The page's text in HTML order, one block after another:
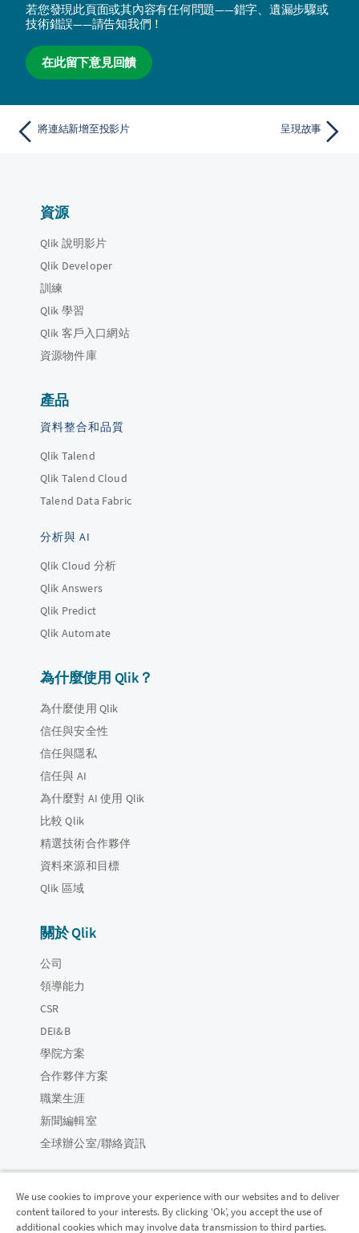
若您發現此頁面或其內容有任何問題——錯字、遺漏步驟或
技術錯誤——請告知我們！
在此留下意見回饋
將連結新增至投影片 呈現故事
資源
Qlik 說明影片
Qlik Developer
訓練
Qlik 學習
Qlik 客戶入口網站
資源物件庫
產品
資料整合和品質
Qlik Talend
Qlik Talend Cloud
Talend Data Fabric
分析與 AI
Qlik Cloud 分析
Qlik Answers
Qlik Predict
Qlik Automate
為什麼使用 Qlik？
為什麼使用 Qlik
信任與安全性
信任與隱私
信任與 AI
為什麼對 AI 使用 Qlik
比較 Qlik
精選技術合作夥伴
資料來源和目標
Qlik 區域
關於 Qlik
公司
領導能力
CSR
DEI&B
學院方案
合作夥伴方案
職業生涯
新聞編輯室
全球辦公室/聯絡資訊
Qlik 社群
We use cookies to improve your experience with our websites and to deliver
content tailored to your interests. By clicking ‘Ok’, you accept the use of
additional cookies which may involve data transmission to third parties.